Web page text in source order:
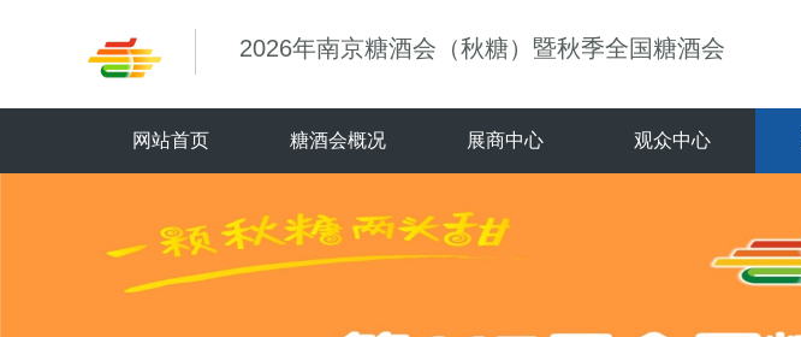
2026年南京糖酒会（秋糖）暨秋季全国糖酒会
网站首页 糖酒会概况 展商中心 观众中心